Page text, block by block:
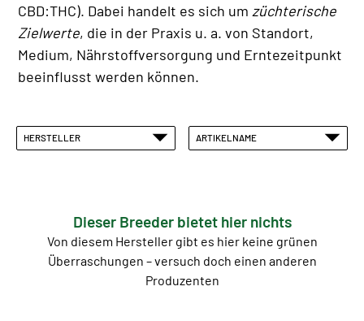
CBD:THC). Dabei handelt es sich um züchterische
Zielwerte, die in der Praxis u. a. von Standort,
Medium, Nährstoffversorgung und Erntezeitpunkt
beeinflusst werden können.
HERSTELLER ARTIKELNAME
Dieser Breeder bietet hier nichts
Von diesem Hersteller gibt es hier keine grünen
Überraschungen – versuch doch einen anderen
Produzenten